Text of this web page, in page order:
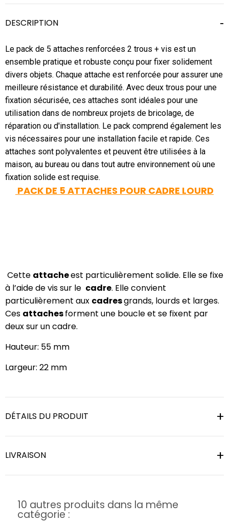
DESCRIPTION
Le pack de 5 attaches renforcées 2 trous + vis est un
ensemble pratique et robuste conçu pour fixer solidement
divers objets. Chaque attache est renforcée pour assurer une
meilleure résistance et durabilité. Avec deux trous pour une
fixation sécurisée, ces attaches sont idéales pour une
utilisation dans de nombreux projets de bricolage, de
réparation ou d'installation. Le pack comprend également les
vis nécessaires pour une installation facile et rapide. Ces
attaches sont polyvalentes et peuvent être utilisées à la
maison, au bureau ou dans tout autre environnement où une
fixation solide est requise.
PACK DE 5 ATTACHES POUR CADRE LOURD
Cette attacheest particulièrement solide. Elle se fixe
à l’aide de vis sur le cadre. Elle convient
particulièrement aux cadresgrands, lourds et larges.
Ces attachesforment une boucle et se fixent par
deux sur un cadre.
Hauteur: 55 mm
Largeur: 22 mm
DÉTAILS DU PRODUIT
LIVRAISON
10 autres produits dans la même
catégorie :